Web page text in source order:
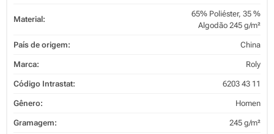
Material:
65% Poliéster, 35 %
Algodão 245 g/m²
País de origem: China
Marca: Roly
Código Intrastat: 6203 43 11
Gênero: Homen
Gramagem: 245 g/m²